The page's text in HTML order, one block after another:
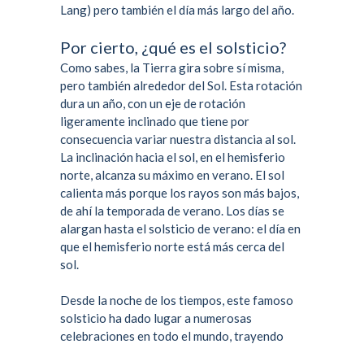
Lang) pero también el día más largo del año.
Por cierto, ¿qué es el solsticio?
Como sabes, la Tierra gira sobre sí misma,
pero también alrededor del Sol. Esta rotación
dura un año, con un eje de rotación
ligeramente inclinado que tiene por
consecuencia variar nuestra distancia al sol.
La inclinación hacia el sol, en el hemisferio
norte, alcanza su máximo en verano. El sol
calienta más porque los rayos son más bajos,
de ahí la temporada de verano. Los días se
alargan hasta el solsticio de verano: el día en
que el hemisferio norte está más cerca del
sol.
Desde la noche de los tiempos, este famoso
solsticio ha dado lugar a numerosas
celebraciones en todo el mundo, trayendo